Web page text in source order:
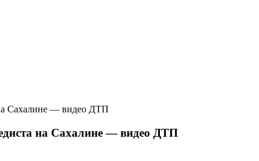
Сахалине — видео ДТП
на Сахалине — видео ДТП